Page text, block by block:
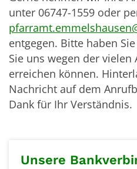
unter 06747-1559 oder
entgegen. Bitte haben
Sie uns wegen der
erreichen können.
Nachricht auf dem
Dank für Ihr Verständnis.
Unsere